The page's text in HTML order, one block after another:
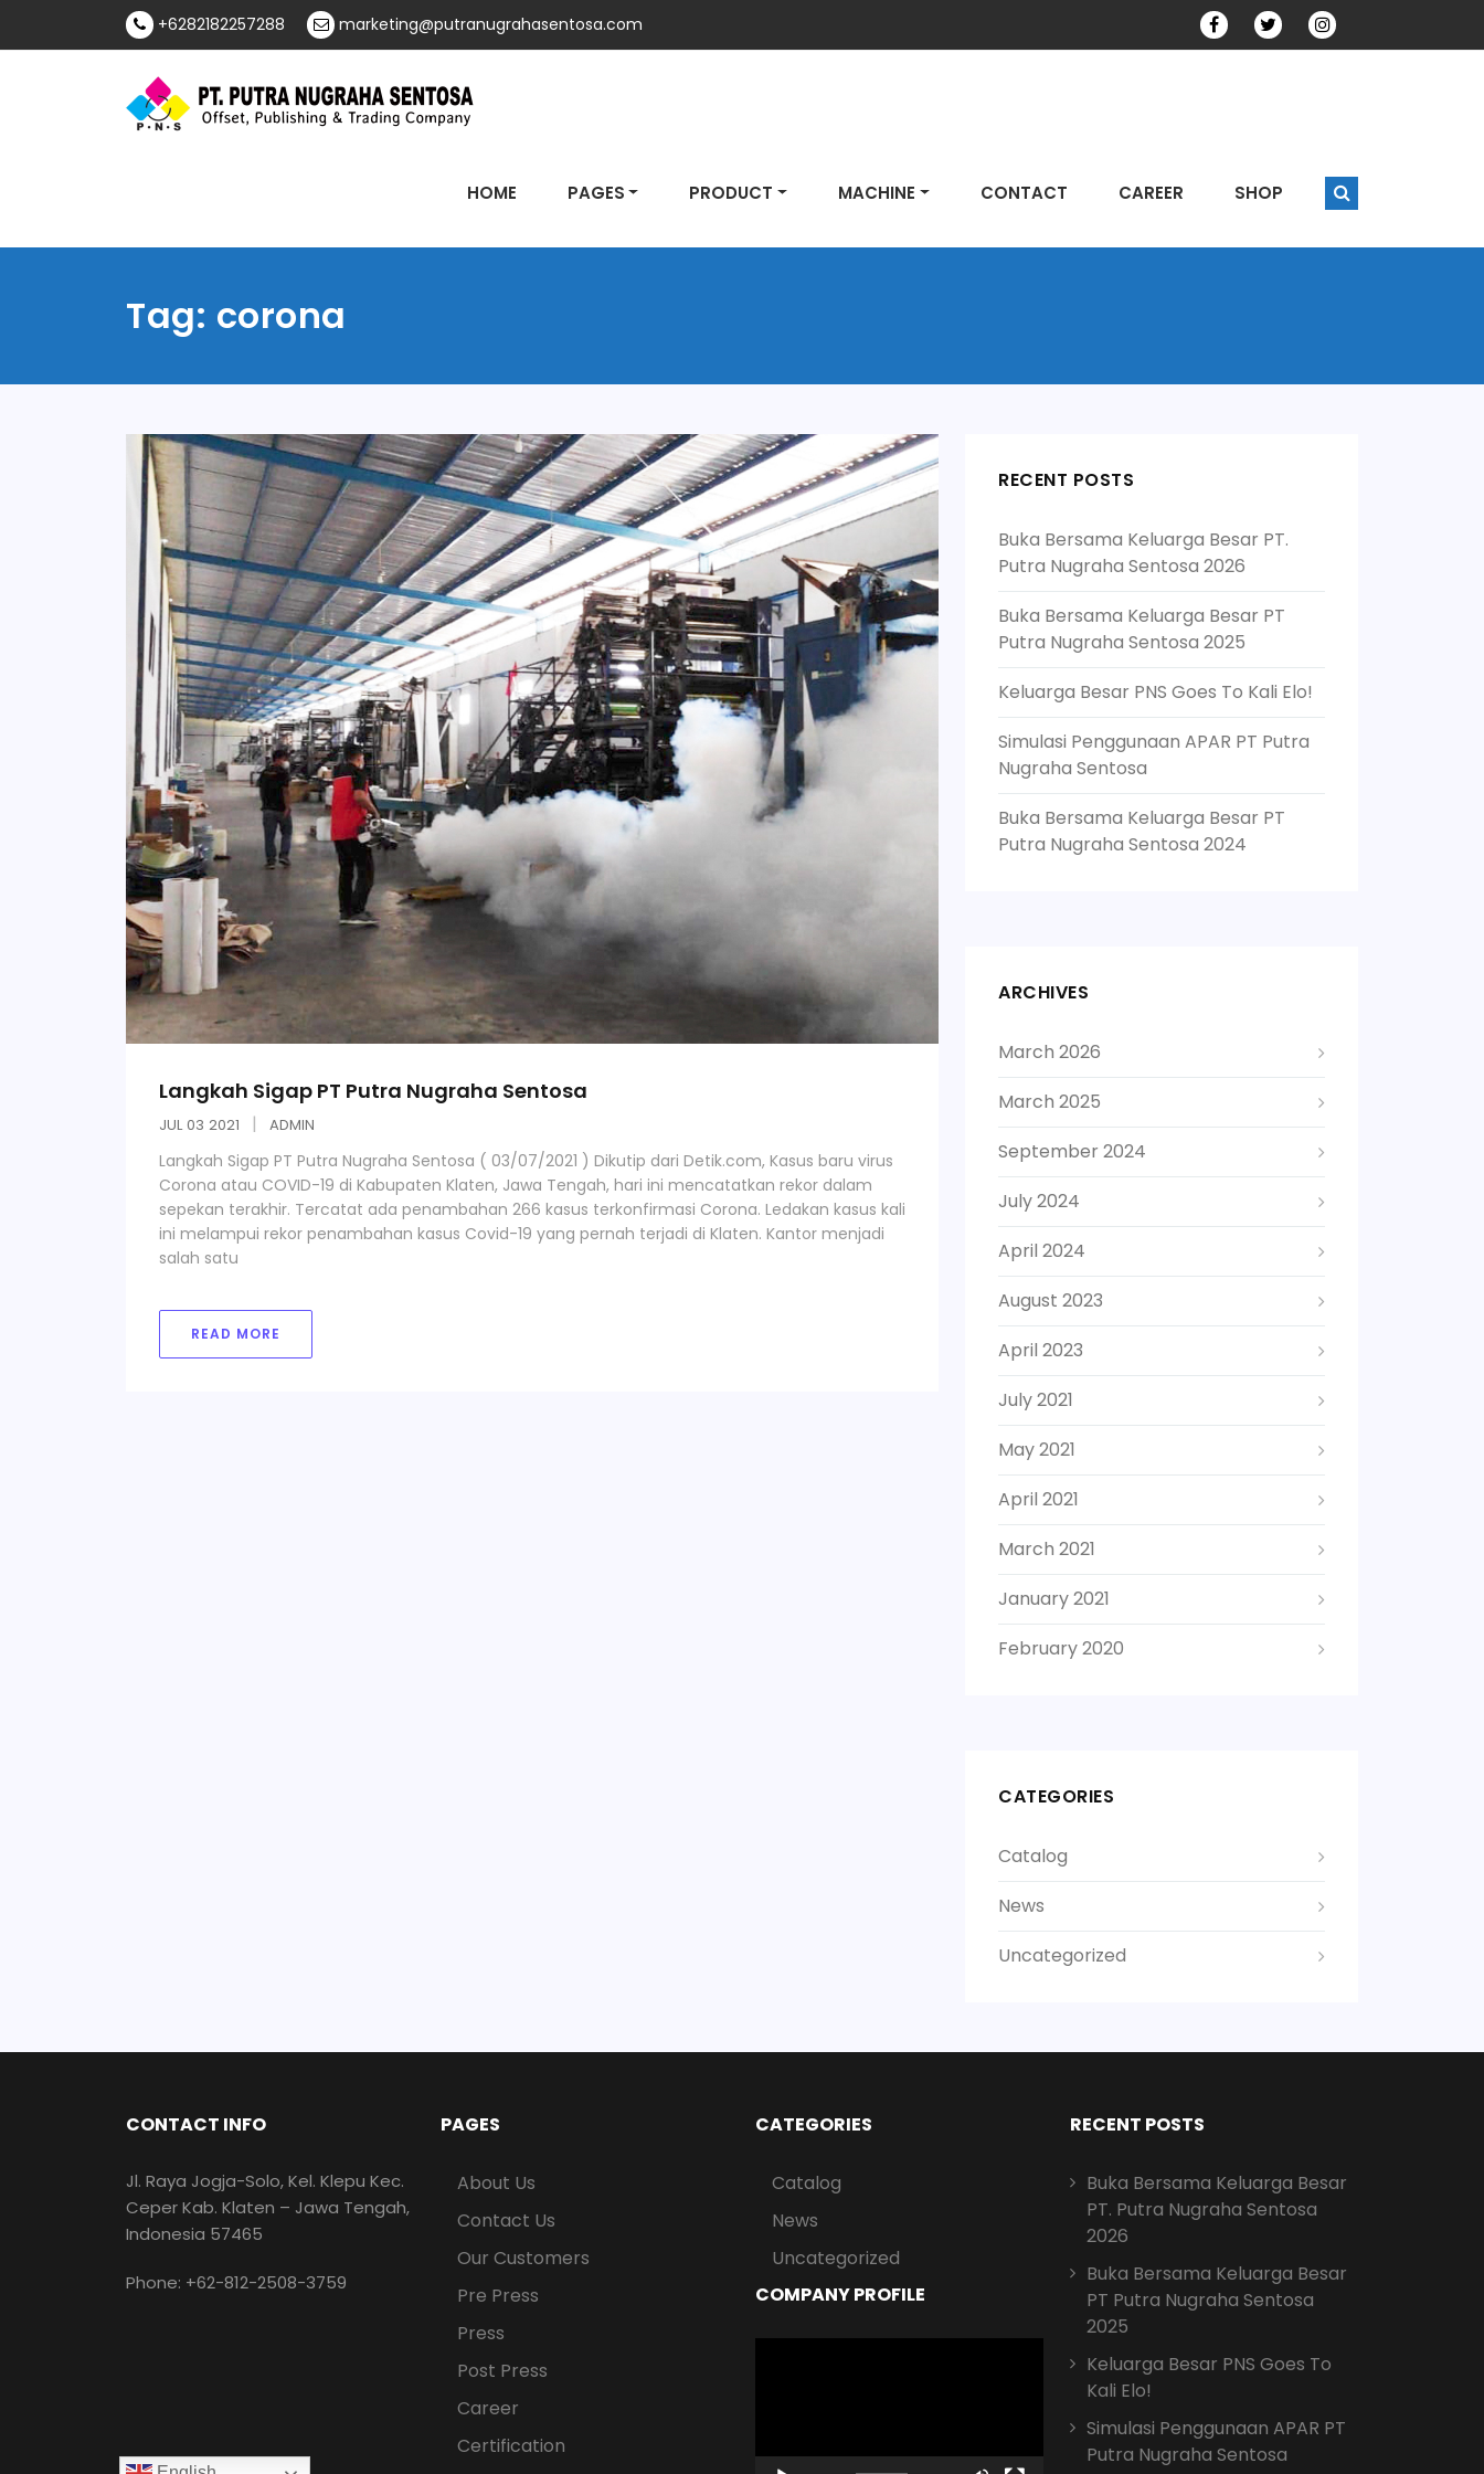
+6282182257288 marketing@putranugrahasentosa.com
HOME PAGES PRODUCT MACHINE CONTACT CAREER SHOP
Tag: corona
Langkah Sigap PT Putra Nugraha Sentosa
JUL 03 2021 ADMIN
Langkah Sigap PT Putra Nugraha Sentosa ( 03/07/2021 ) Dikutip dari Detik.com, Kasus baru virus
Corona atau COVID-19 di Kabupaten Klaten, Jawa Tengah, hari ini mencatatkan rekor dalam
sepekan terakhir. Tercatat ada penambahan 266 kasus terkonfirmasi Corona. Ledakan kasus kali
ini melampui rekor penambahan kasus Covid-19 yang pernah terjadi di Klaten. Kantor menjadi
salah satu
READ MORE
RECENT POSTS
Buka Bersama Keluarga Besar PT.
Putra Nugraha Sentosa 2026
Buka Bersama Keluarga Besar PT
Putra Nugraha Sentosa 2025
Keluarga Besar PNS Goes To Kali Elo!
Simulasi Penggunaan APAR PT Putra
Nugraha Sentosa
Buka Bersama Keluarga Besar PT
Putra Nugraha Sentosa 2024
ARCHIVES
March 2026
March 2025
September 2024
July 2024
April 2024
August 2023
April 2023
July 2021
May 2021
April 2021
March 2021
January 2021
February 2020
CATEGORIES
Catalog
News
Uncategorized
CONTACT INFO
Jl. Raya Jogja-Solo, Kel. Klepu Kec.
Ceper Kab. Klaten – Jawa Tengah,
Indonesia 57465
Phone: +62-812-2508-3759
PAGES
About Us
Contact Us
Our Customers
Pre Press
Press
Post Press
Career
Certification
CATEGORIES
Catalog
News
Uncategorized
COMPANY PROFILE
RECENT POSTS
Buka Bersama Keluarga Besar
PT. Putra Nugraha Sentosa
2026
Buka Bersama Keluarga Besar
PT Putra Nugraha Sentosa
2025
Keluarga Besar PNS Goes To
Kali Elo!
Simulasi Penggunaan APAR PT
Putra Nugraha Sentosa